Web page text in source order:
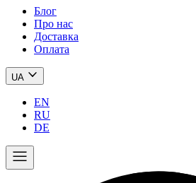
Блог
Про нас
Доставка
Оплата
UA
EN
RU
DE